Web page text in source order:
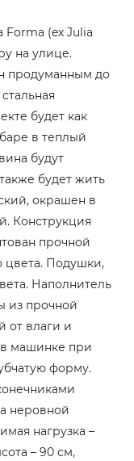
Forma (ex Julia
на улице.
продуманным до
будет как
в теплый
будут
будет жить
окрашен в
Конструкция
прочной
цвета. Подушки,
Наполнитель
из прочной
от влаги и
в машинке при
форму.
неровной
нагрузка –
– 90 см,